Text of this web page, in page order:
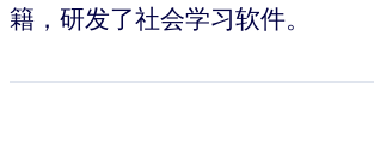
籍，研发了社会学习软件。